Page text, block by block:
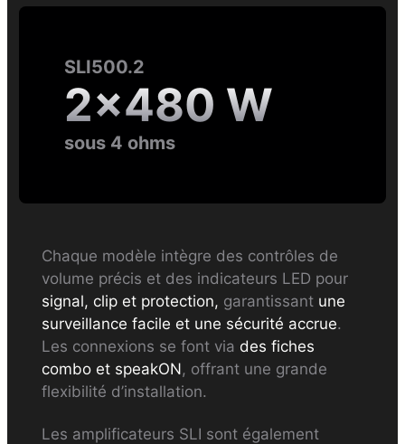
SLI500.2
2×480 W
sous 4 ohms
Chaque modèle intègre des contrôles de
volume précis et des indicateurs LED pour
signal, clip et protection, garantissant une
surveillance facile et une sécurité accrue.
Les connexions se font via des fiches
combo et speakON, offrant une grande
flexibilité d’installation.
Les amplificateurs SLI sont également